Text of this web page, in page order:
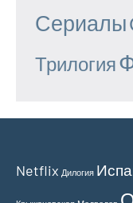
Сериалы
Трилогия
Netflix Дилогия